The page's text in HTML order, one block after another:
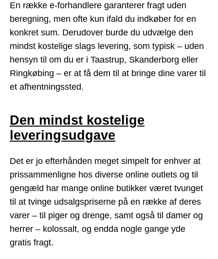
En række e-forhandlere garanterer fragt uden
beregning, men ofte kun ifald du indkøber for en
konkret sum. Derudover burde du udvælge den
mindst kostelige slags levering, som typisk – uden
hensyn til om du er i Taastrup, Skanderborg eller
Ringkøbing – er at få dem til at bringe dine varer til
et afhentningssted.
Den mindst kostelige
leveringsudgave
Det er jo efterhånden meget simpelt for enhver at
prissammenligne hos diverse online outlets og til
gengæld har mange online butikker været tvunget
til at tvinge udsalgspriserne på en række af deres
varer – til piger og drenge, samt også til damer og
herrer – kolossalt, og endda nogle gange yde
gratis fragt.